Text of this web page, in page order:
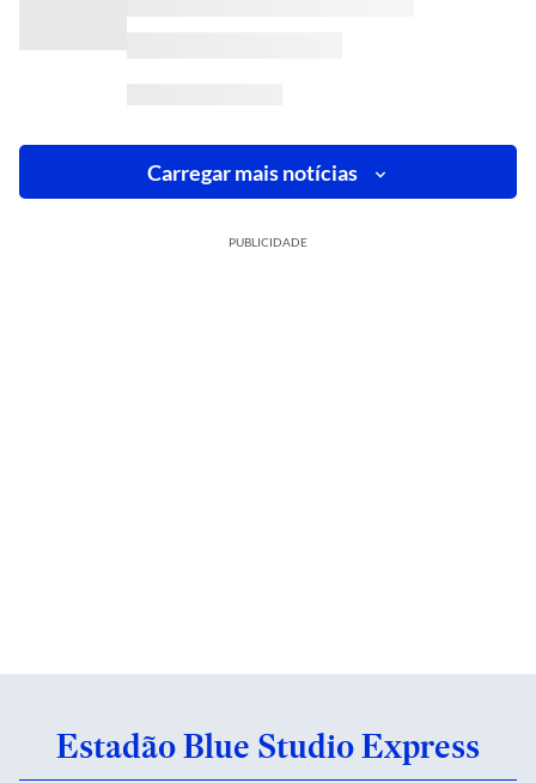
Carregar mais notícias
PUBLICIDADE
Estadão Blue Studio Express